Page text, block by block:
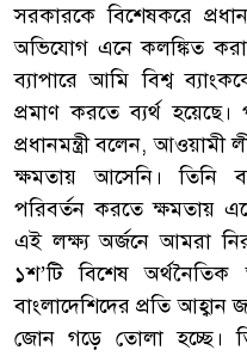
সরকারকে বিশেষকরে
অভিযোগ এনে কলঙ্কিত
ব্যাপারে আমি বিশ্ব
প্রমাণ করতে ব্যর্থ
প্রধানমন্ত্রী বলেন, আওয়ামী
ক্ষমতায় আসেনি। তিনি
পরিবর্তন করতে ক্ষমতায়
এই লক্ষ্য অর্জনে আমরা
১শ’টি বিশেষ
বাংলাদেশিদের প্রতি
জোন গড়ে তোলা হচ্ছে।